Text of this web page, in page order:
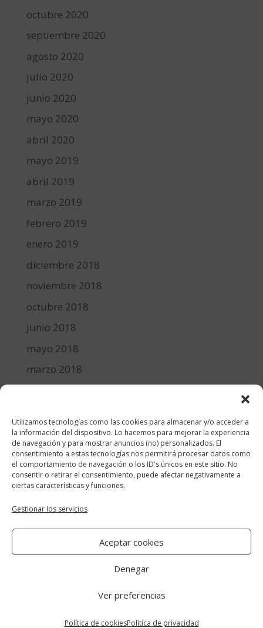
Utilizamos tecnologías como las cookies para almacenar y/o acceder a
la información del dispositivo. Lo hacemos para mejorar la experiencia
de navegación y para mostrar anuncios (no) personalizados. El
consentimiento a estas tecnologías nos permitirá procesar datos como
el comportamiento de navegación o los ID's únicos en este sitio. No
consentir o retirar el consentimiento, puede afectar negativamente a
ciertas características y funciones.
Gestionar los servicios
Aceptar cookies
Denegar
Ver preferencias
Política de cookiesPolítica de privacidad
octubre 2020
septiembre 2020
agosto 2020
julio 2020
junio 2020
mayo 2020
abril 2020
mayo 2019
abril 2019
marzo 2019
febrero 2019
enero 2019
diciembre 2018
noviembre 2018
octubre 2018
junio 2018
mayo 2018
marzo 2018
diciembre 2017
Categorías
cocina y recetas
general
lifestyle
manualidades-diy
de privacidad